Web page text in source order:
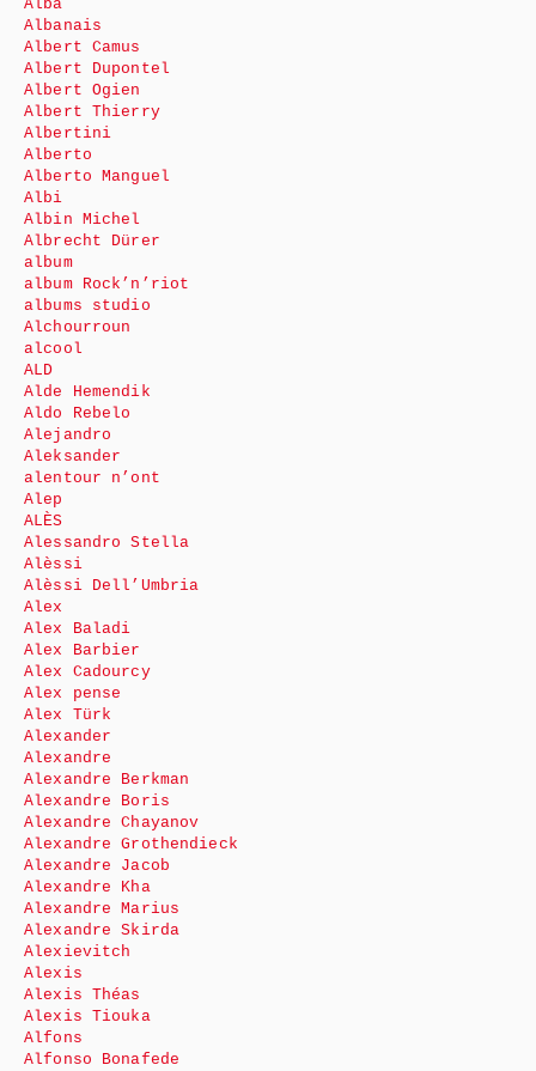
Alba
Albanais
Albert Camus
Albert Dupontel
Albert Ogien
Albert Thierry
Albertini
Alberto
Alberto Manguel
Albi
Albin Michel
Albrecht Dürer
album
album Rock’n’riot
albums studio
Alchourroun
alcool
ALD
Alde Hemendik
Aldo Rebelo
Alejandro
Aleksander
alentour n’ont
Alep
ALÈS
Alessandro Stella
Alèssi
Alèssi Dell’Umbria
Alex
Alex Baladi
Alex Barbier
Alex Cadourcy
Alex pense
Alex Türk
Alexander
Alexandre
Alexandre Berkman
Alexandre Boris
Alexandre Chayanov
Alexandre Grothendieck
Alexandre Jacob
Alexandre Kha
Alexandre Marius
Alexandre Skirda
Alexievitch
Alexis
Alexis Théas
Alexis Tiouka
Alfons
Alfonso Bonafede